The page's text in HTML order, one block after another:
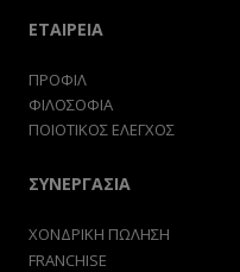
ΕΤΑΙΡΕΙΑ
ΠΡΟΦΙΛ
ΦΙΛΟΣΟΦΙΑ
ΠΟΙΟΤΙΚΟΣ ΕΛΕΓΧΟΣ
ΣΥΝΕΡΓΑΣΙΑ
ΧΟΝΔΡΙΚΗ ΠΩΛΗΣΗ
FRANCHISE